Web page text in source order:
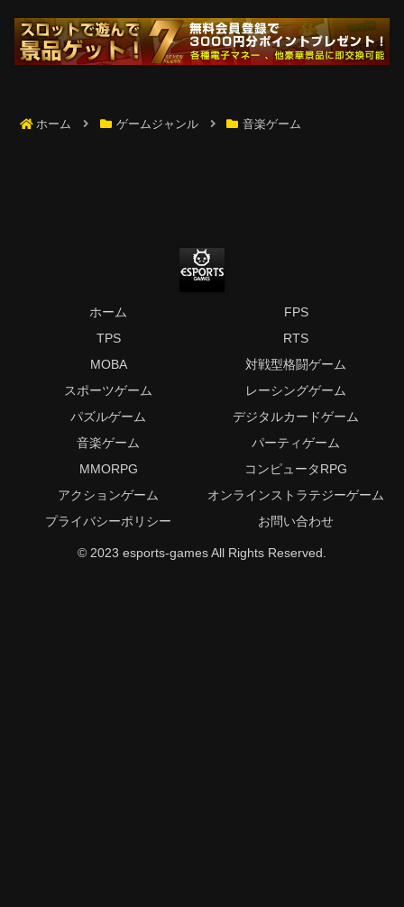
ホーム ゲームジャンル 音楽ゲーム
ホーム
FPS
TPS
RTS
MOBA
対戦型格闘ゲーム
スポーツゲーム
レーシングゲーム
パズルゲーム
デジタルカードゲーム
音楽ゲーム
パーティゲーム
MMORPG
コンピュータRPG
アクションゲーム
オンラインストラテジーゲーム
プライバシーポリシー
お問い合わせ
© 2023 esports-games All Rights Reserved.